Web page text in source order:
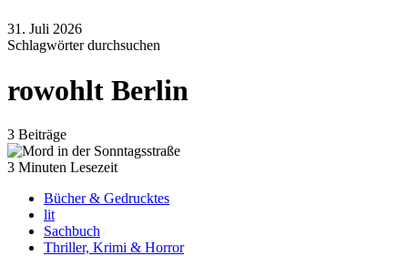
31. Juli 2026
Schlagwörter durchsuchen
rowohlt Berlin
3 Beiträge
3 Minuten Lesezeit
Bücher & Gedrucktes
lit
Sachbuch
Thriller, Krimi & Horror